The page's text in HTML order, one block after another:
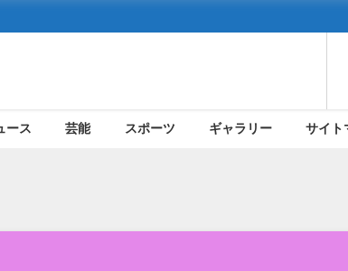
ース 芸能 スポーツ ギャラリー サイト